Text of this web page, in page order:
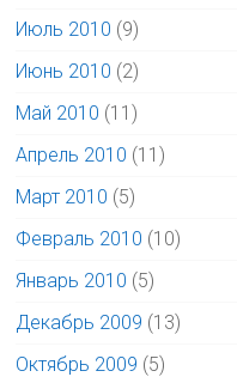
Июль 2010 (9)
Июнь 2010 (2)
Май 2010 (11)
Апрель 2010 (11)
Март 2010 (5)
Февраль 2010 (10)
Январь 2010 (5)
Декабрь 2009 (13)
Октябрь 2009 (5)